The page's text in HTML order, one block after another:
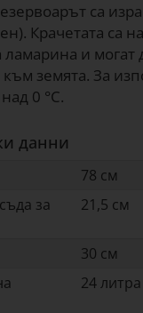
са
Крачетата са
и могат
към земята. За
0 °C.
данни
78 см
за
21,5 см
30 см
24 литра